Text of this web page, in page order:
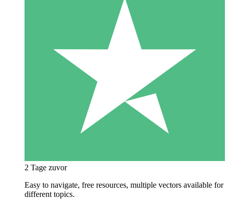
2 Tage zuvor
Easy to navigate, free resources, multiple vectors available for
different topics.